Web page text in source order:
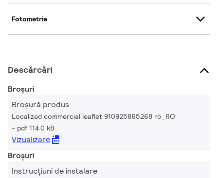
Fotometrie
Descărcări
Broșuri
Broșură produs
Localized commercial leaflet 910925865268 ro_RO
pdf 114.0 kB
Vizualizare
Broșuri
Instrucțiuni de instalare